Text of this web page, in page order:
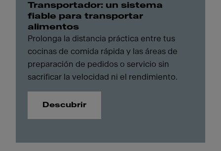
Transportador: un sistema
fiable para transportar
alimentos
Prolonga la distancia práctica entre tus
cocinas de comida rápida y las áreas de
preparación de pedidos o servicio sin
sacrificar la velocidad ni el rendimiento.
Descubrir